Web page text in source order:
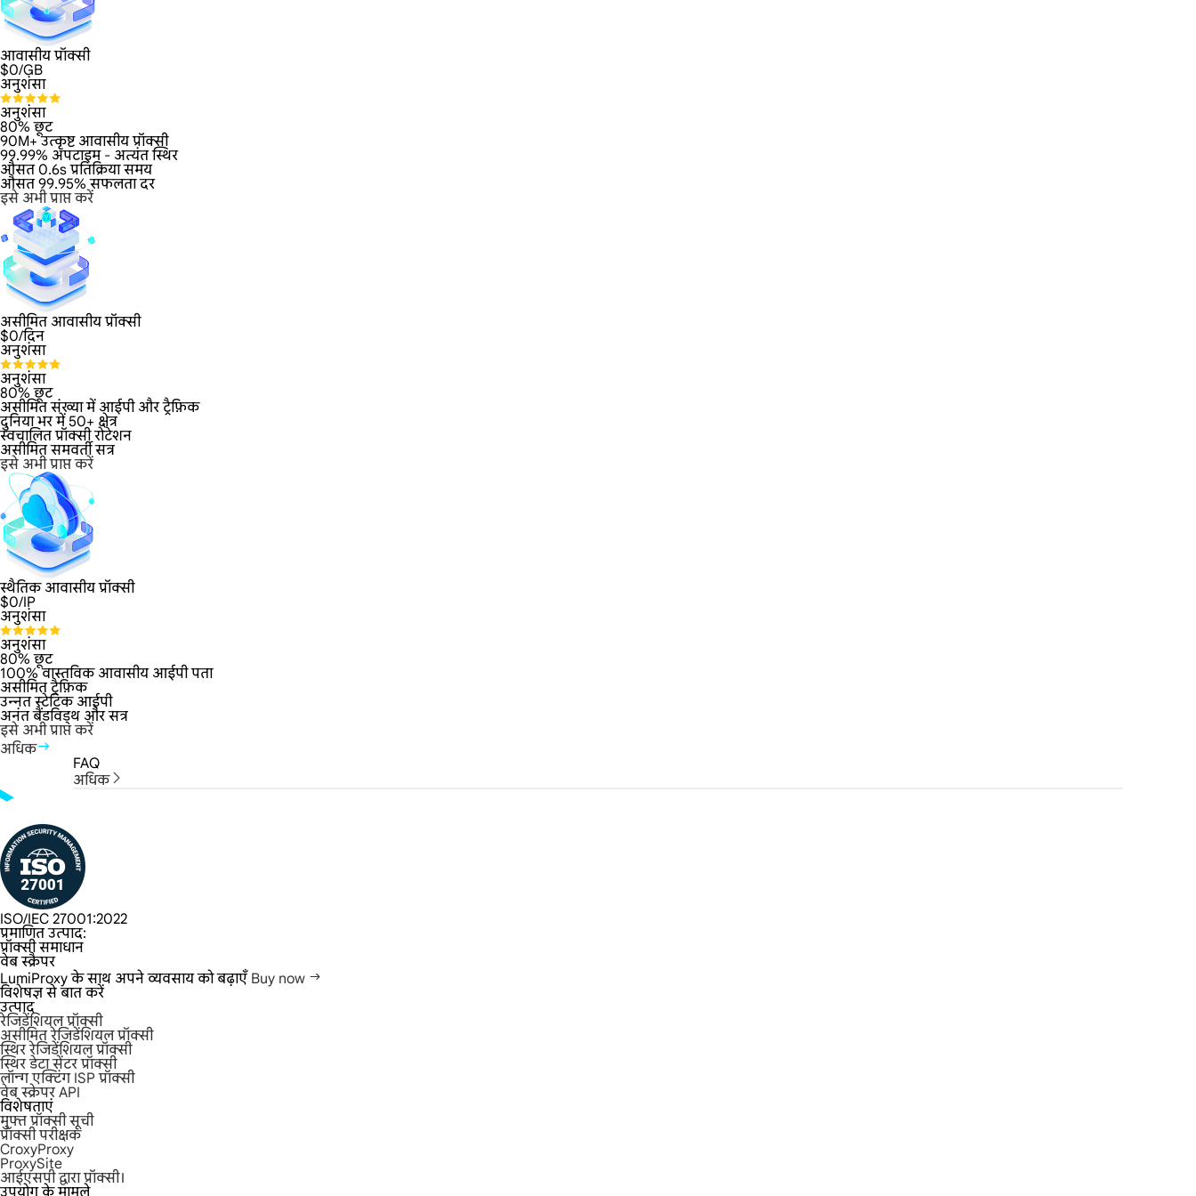
आवासीय प्रॉक्सी
$0/GB
अनुशंसा
अनुशंसा
80% छूट
90M+ उत्कृष्ट आवासीय प्रॉक्सी
99.99% अपटाइम - अत्यंत स्थिर
औसत 0.6s प्रतिक्रिया समय
औसत 99.95% सफलता दर
इसे अभी प्राप्त करें
असीमित आवासीय प्रॉक्सी
$0/दिन
अनुशंसा
अनुशंसा
80% छूट
असीमित संख्या में आईपी और ट्रैफ़िक
दुनिया भर में 50+ क्षेत्र
स्वचालित प्रॉक्सी रोटेशन
असीमित समवर्ती सत्र
इसे अभी प्राप्त करें
स्थैतिक आवासीय प्रॉक्सी
$0/IP
अनुशंसा
अनुशंसा
80% छूट
100% वास्तविक आवासीय आईपी पता
असीमित ट्रैफ़िक
उन्नत स्टेटिक आईपी
अनंत बैंडविड्थ और सत्र
इसे अभी प्राप्त करें
अधिक
FAQ
अधिक
ISO/IEC 27001:2022
प्रमाणित उत्पाद:
प्रॉक्सी समाधान
वेब स्क्रैपर
LumiProxy के साथ अपने व्यवसाय को बढ़ाएँ Buy now
विशेषज्ञ से बात करें
उत्पाद
रेजिडेंशियल प्रॉक्सी
असीमित रेजिडेंशियल प्रॉक्सी
स्थिर रेजिडेंशियल प्रॉक्सी
स्थिर डेटा सेंटर प्रॉक्सी
लॉन्ग एक्टिंग ISP प्रॉक्सी
वेब स्क्रेपर API
विशेषताएं
मुफ्त प्रॉक्सी सूची
प्रॉक्सी परीक्षक
CroxyProxy
ProxySite
आईएसपी द्वारा प्रॉक्सी।
उपयोग के मामले